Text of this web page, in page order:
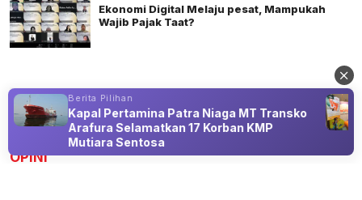
Ekonomi Digital Melaju pesat, Mampukah
Wajib Pajak Taat?
Advertisement
OPINI
Berita Pilihan
Kapal Pertamina Patra Niaga MT Transko
Arafura Selamatkan 17 Korban KMP
Mutiara Sentosa